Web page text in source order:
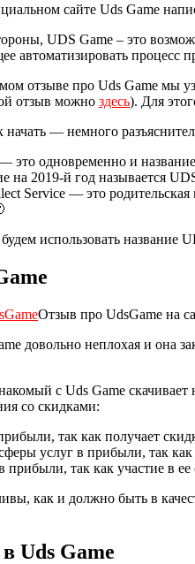
сайте Uds Game
UDS Game – это
автоматизировать процесс
отзыве про Uds Game мы
отзыв можно здесь). Для
начать — немного
это одновременно и
на 2019-й год называется
Service — это
использовать название
Отзыв про UdsGame на
довольно неплохая и она
с Uds Game
со скидками:
так как получает
услуг в прибыли, так
прибыли, так как участие в
как и должно быть в
Uds Game